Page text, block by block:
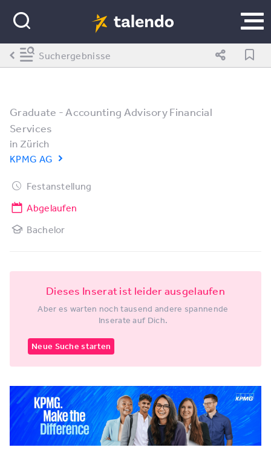
Graduate - Accounting Advisory Financial
Services
in Zürich
KPMG AG
Festanstellung
Abgelaufen
Bachelor
Dieses Inserat ist leider ausgelaufen
Aber es warten noch tausend andere spannende
Inserate auf Dich.
Neue Suche starten
Suchergebnisse